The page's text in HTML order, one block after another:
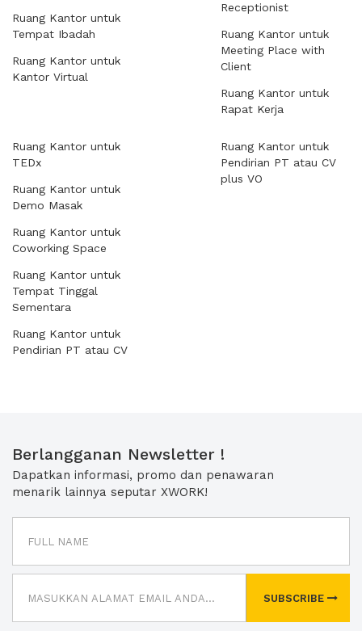
Ruang Kantor untuk
Tempat Ibadah
Ruang Kantor untuk
Kantor Virtual
Receptionist
Ruang Kantor untuk
Meeting Place with
Client
Ruang Kantor untuk
Rapat Kerja
Ruang Kantor untuk
TEDx
Ruang Kantor untuk
Demo Masak
Ruang Kantor untuk
Coworking Space
Ruang Kantor untuk
Tempat Tinggal
Sementara
Ruang Kantor untuk
Pendirian PT atau CV
Ruang Kantor untuk
Pendirian PT atau CV
plus VO
Berlangganan Newsletter !
Dapatkan informasi, promo dan penawaran
menarik lainnya seputar XWORK!
SUBSCRIBE